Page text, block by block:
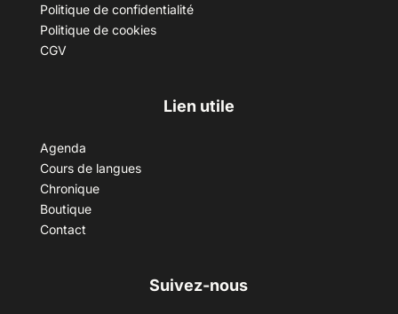
Politique de confidentialité
Politique de cookies
CGV
Lien utile
Agenda
Cours de langues
Chronique
Boutique
Contact
Suivez-nous